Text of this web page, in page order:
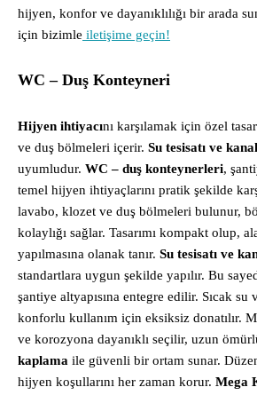
hijyen, konfor ve dayanıklılığı bir arada
için bizimle iletişime geçin!
WC – Duş Konteyneri
Hijyen ihtiyacını karşılamak için özel
ve duş bölmeleri içerir. Su tesisatı ve
uyumludur. WC – duş konteynerleri,
temel hijyen ihtiyaçlarını pratik şekilde
lavabo, klozet ve duş bölmeleri bulunur,
kolaylığı sağlar. Tasarımı kompakt olup,
yapılmasına olanak tanır. Su tesisatı ve
standartlara uygun şekilde yapılır. Bu
şantiye altyapısına entegre edilir. Sıcak su
konforlu kullanım için eksiksiz donatılır.
ve korozyona dayanıklı seçilir, uzun
kaplama ile güvenli bir ortam sunar.
hijyen koşullarını her zaman korur. Mega